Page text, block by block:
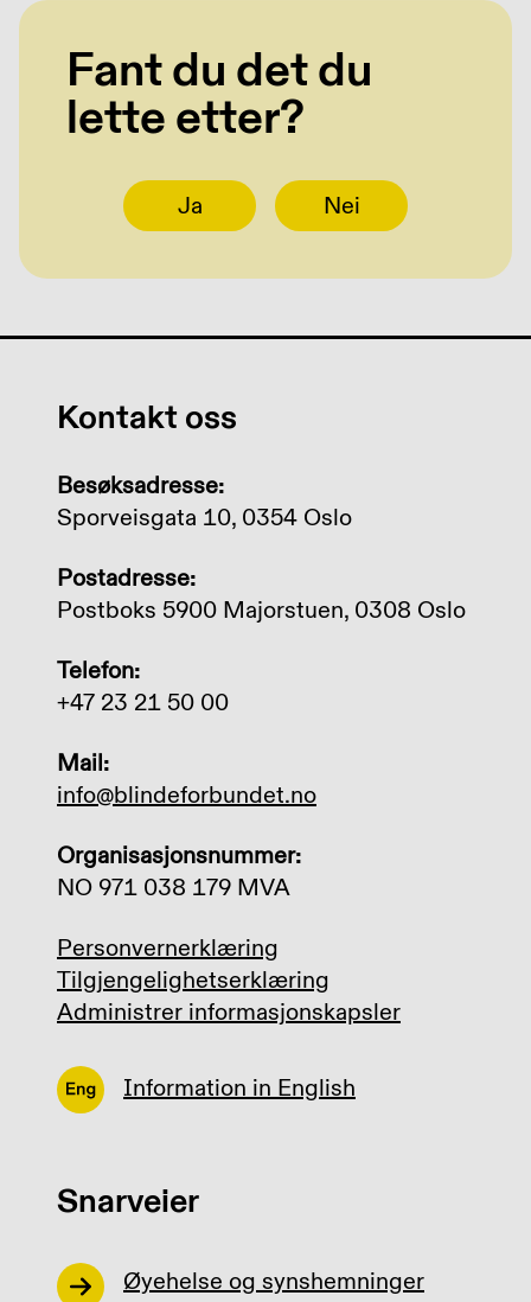
Fant du det du
lette etter?
Ja Nei
Kontakt oss
Besøksadresse:
Sporveisgata 10, 0354 Oslo
Postadresse:
Postboks 5900 Majorstuen, 0308 Oslo
Telefon:
+47 23 21 50 00
Mail:
info@blindeforbundet.no
Organisasjonsnummer:
NO 971 038 179 MVA
Personvernerklæring
Tilgjengelighetserklæring
Administrer informasjonskapsler
Information in English
Snarveier
Øyehelse og synshemninger